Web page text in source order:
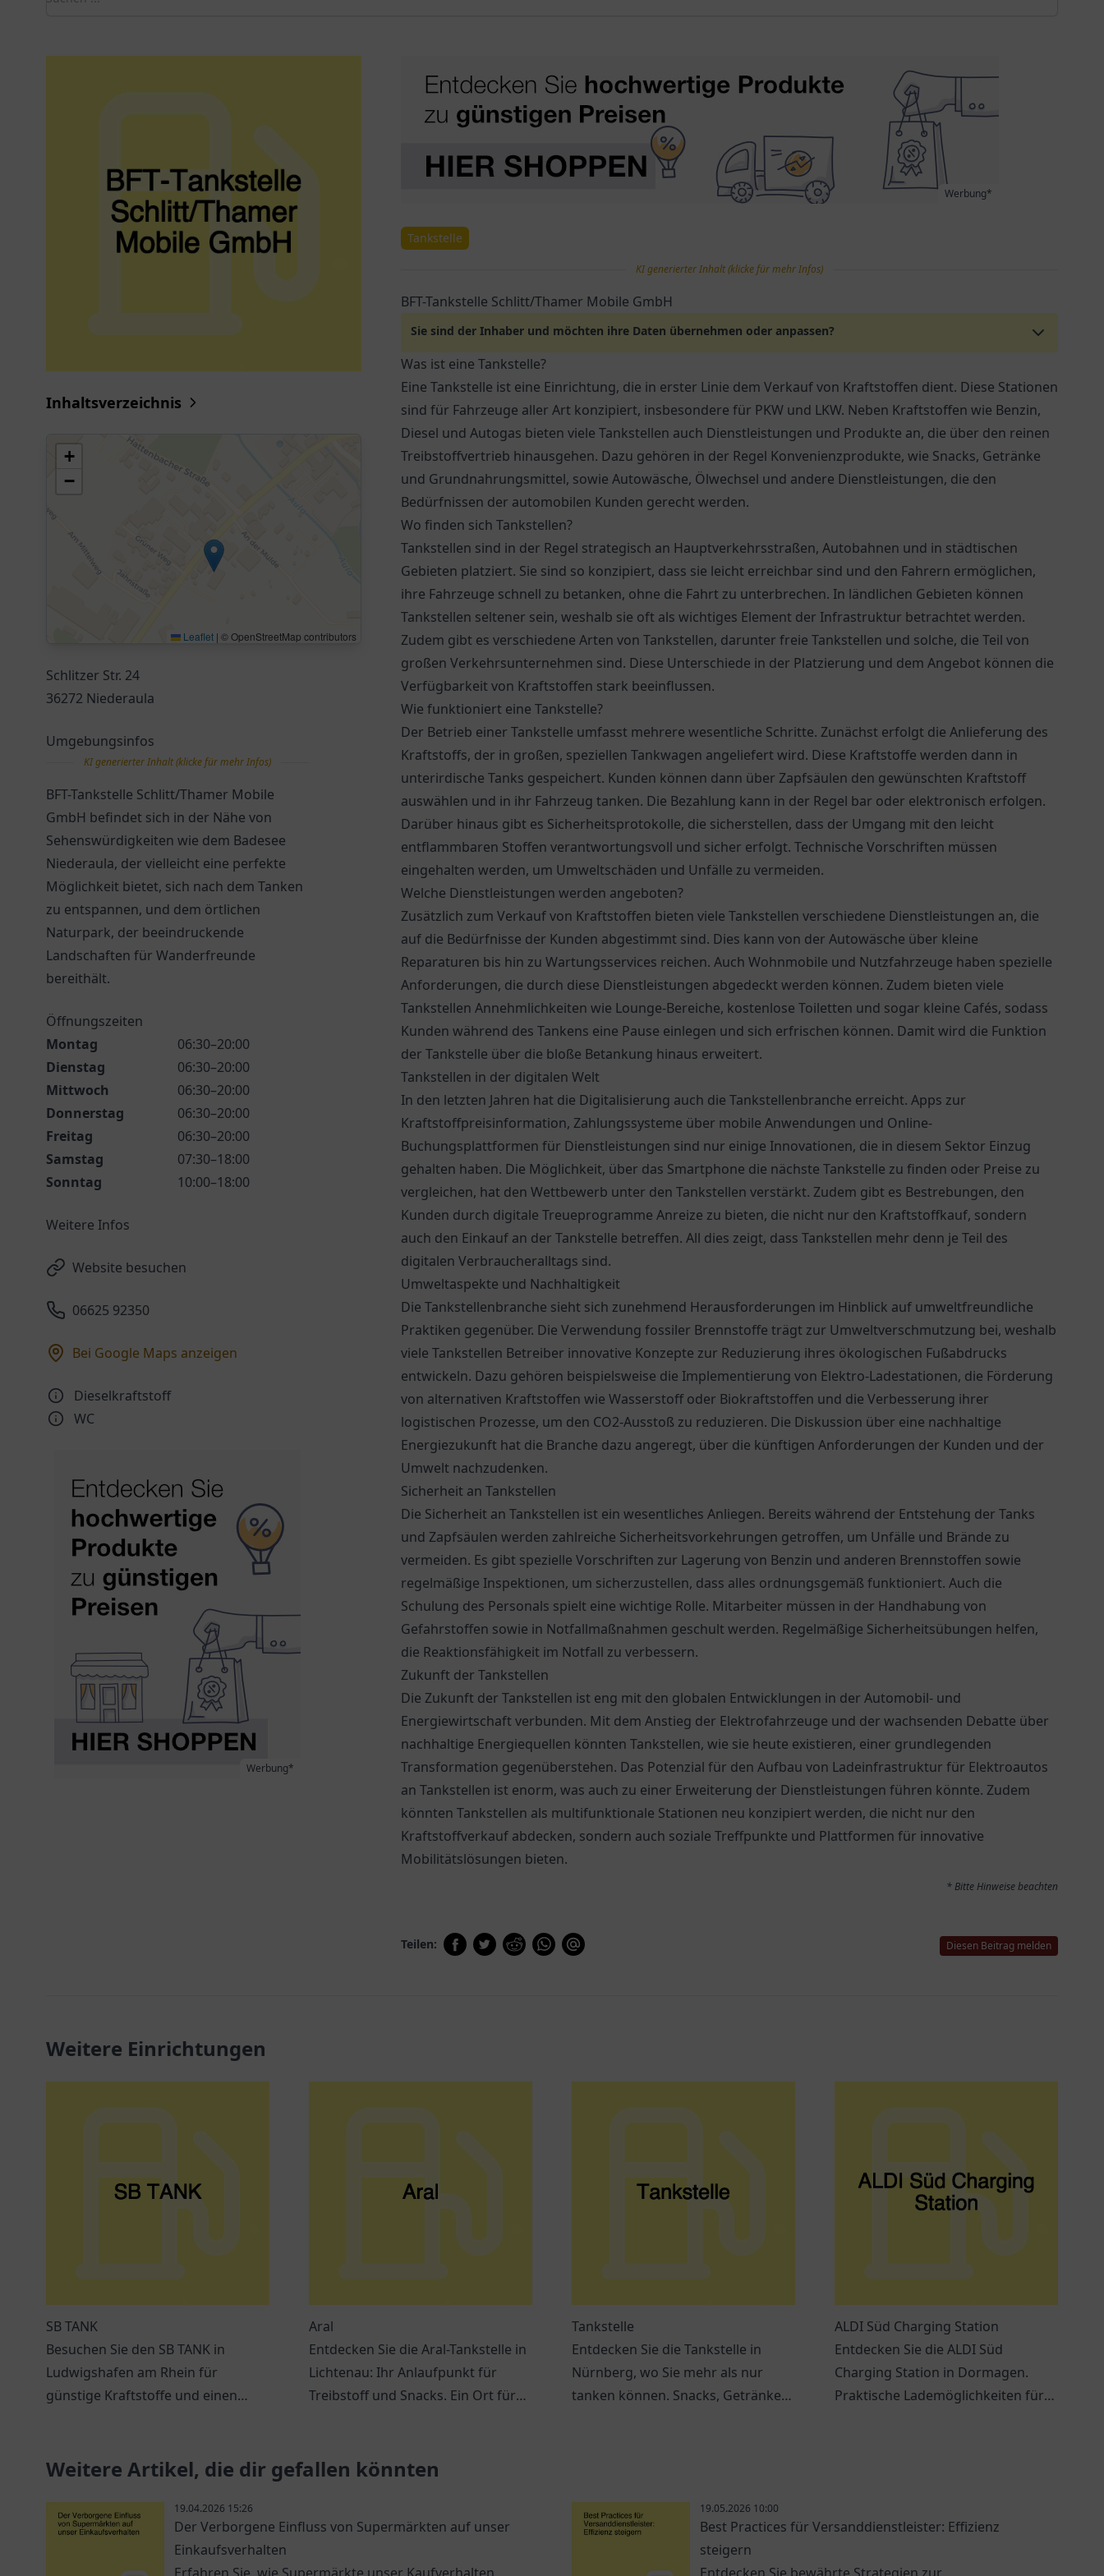
Inhaltsverzeichnis
+
−
Leaflet | © OpenStreetMap contributors
Schlitzer Str. 24
36272 Niederaula
Umgebungsinfos
KI generierter Inhalt (klicke für mehr Infos)
BFT-Tankstelle Schlitt/Thamer Mobile
GmbH befindet sich in der Nähe von
Sehenswürdigkeiten wie dem Badesee
Niederaula, der vielleicht eine perfekte
Möglichkeit bietet, sich nach dem Tanken
zu entspannen, und dem örtlichen
Naturpark, der beeindruckende
Landschaften für Wanderfreunde
bereithält.
Öffnungszeiten
Montag
06:30–20:00
Dienstag
06:30–20:00
Mittwoch
06:30–20:00
Donnerstag
06:30–20:00
Freitag
06:30–20:00
Samstag
07:30–18:00
Sonntag
10:00–18:00
Weitere Infos
Website besuchen
06625 92350
Bei Google Maps anzeigen
Dieselkraftstoff
WC
Werbung*
Werbung*
Tankstelle
KI generierter Inhalt (klicke für mehr Infos)
BFT-Tankstelle Schlitt/Thamer Mobile GmbH
Sie sind der Inhaber und möchten ihre Daten übernehmen oder anpassen?
Was ist eine Tankstelle?
Eine Tankstelle ist eine Einrichtung, die in erster Linie dem Verkauf von Kraftstoffen dient. Diese Stationen
sind für Fahrzeuge aller Art konzipiert, insbesondere für PKW und LKW. Neben Kraftstoffen wie Benzin,
Diesel und Autogas bieten viele Tankstellen auch Dienstleistungen und Produkte an, die über den reinen
Treibstoffvertrieb hinausgehen. Dazu gehören in der Regel Konvenienzprodukte, wie Snacks, Getränke
und Grundnahrungsmittel, sowie Autowäsche, Ölwechsel und andere Dienstleistungen, die den
Bedürfnissen der automobilen Kunden gerecht werden.
Wo finden sich Tankstellen?
Tankstellen sind in der Regel strategisch an Hauptverkehrsstraßen, Autobahnen und in städtischen
Gebieten platziert. Sie sind so konzipiert, dass sie leicht erreichbar sind und den Fahrern ermöglichen,
ihre Fahrzeuge schnell zu betanken, ohne die Fahrt zu unterbrechen. In ländlichen Gebieten können
Tankstellen seltener sein, weshalb sie oft als wichtiges Element der Infrastruktur betrachtet werden.
Zudem gibt es verschiedene Arten von Tankstellen, darunter freie Tankstellen und solche, die Teil von
großen Verkehrsunternehmen sind. Diese Unterschiede in der Platzierung und dem Angebot können die
Verfügbarkeit von Kraftstoffen stark beeinflussen.
Wie funktioniert eine Tankstelle?
Der Betrieb einer Tankstelle umfasst mehrere wesentliche Schritte. Zunächst erfolgt die Anlieferung des
Kraftstoffs, der in großen, speziellen Tankwagen angeliefert wird. Diese Kraftstoffe werden dann in
unterirdische Tanks gespeichert. Kunden können dann über Zapfsäulen den gewünschten Kraftstoff
auswählen und in ihr Fahrzeug tanken. Die Bezahlung kann in der Regel bar oder elektronisch erfolgen.
Darüber hinaus gibt es Sicherheitsprotokolle, die sicherstellen, dass der Umgang mit den leicht
entflammbaren Stoffen verantwortungsvoll und sicher erfolgt. Technische Vorschriften müssen
eingehalten werden, um Umweltschäden und Unfälle zu vermeiden.
Welche Dienstleistungen werden angeboten?
Zusätzlich zum Verkauf von Kraftstoffen bieten viele Tankstellen verschiedene Dienstleistungen an, die
auf die Bedürfnisse der Kunden abgestimmt sind. Dies kann von der Autowäsche über kleine
Reparaturen bis hin zu Wartungsservices reichen. Auch Wohnmobile und Nutzfahrzeuge haben spezielle
Anforderungen, die durch diese Dienstleistungen abgedeckt werden können. Zudem bieten viele
Tankstellen Annehmlichkeiten wie Lounge-Bereiche, kostenlose Toiletten und sogar kleine Cafés, sodass
Kunden während des Tankens eine Pause einlegen und sich erfrischen können. Damit wird die Funktion
der Tankstelle über die bloße Betankung hinaus erweitert.
Tankstellen in der digitalen Welt
In den letzten Jahren hat die Digitalisierung auch die Tankstellenbranche erreicht. Apps zur
Kraftstoffpreisinformation, Zahlungssysteme über mobile Anwendungen und Online-
Buchungsplattformen für Dienstleistungen sind nur einige Innovationen, die in diesem Sektor Einzug
gehalten haben. Die Möglichkeit, über das Smartphone die nächste Tankstelle zu finden oder Preise zu
vergleichen, hat den Wettbewerb unter den Tankstellen verstärkt. Zudem gibt es Bestrebungen, den
Kunden durch digitale Treueprogramme Anreize zu bieten, die nicht nur den Kraftstoffkauf, sondern
auch den Einkauf an der Tankstelle betreffen. All dies zeigt, dass Tankstellen mehr denn je Teil des
digitalen Verbraucheralltags sind.
Umweltaspekte und Nachhaltigkeit
Die Tankstellenbranche sieht sich zunehmend Herausforderungen im Hinblick auf umweltfreundliche
Praktiken gegenüber. Die Verwendung fossiler Brennstoffe trägt zur Umweltverschmutzung bei, weshalb
viele Tankstellen Betreiber innovative Konzepte zur Reduzierung ihres ökologischen Fußabdrucks
entwickeln. Dazu gehören beispielsweise die Implementierung von Elektro-Ladestationen, die Förderung
von alternativen Kraftstoffen wie Wasserstoff oder Biokraftstoffen und die Verbesserung ihrer
logistischen Prozesse, um den CO2-Ausstoß zu reduzieren. Die Diskussion über eine nachhaltige
Energiezukunft hat die Branche dazu angeregt, über die künftigen Anforderungen der Kunden und der
Umwelt nachzudenken.
Sicherheit an Tankstellen
Die Sicherheit an Tankstellen ist ein wesentliches Anliegen. Bereits während der Entstehung der Tanks
und Zapfsäulen werden zahlreiche Sicherheitsvorkehrungen getroffen, um Unfälle und Brände zu
vermeiden. Es gibt spezielle Vorschriften zur Lagerung von Benzin und anderen Brennstoffen sowie
regelmäßige Inspektionen, um sicherzustellen, dass alles ordnungsgemäß funktioniert. Auch die
Schulung des Personals spielt eine wichtige Rolle. Mitarbeiter müssen in der Handhabung von
Gefahrstoffen sowie in Notfallmaßnahmen geschult werden. Regelmäßige Sicherheitsübungen helfen,
die Reaktionsfähigkeit im Notfall zu verbessern.
Zukunft der Tankstellen
Die Zukunft der Tankstellen ist eng mit den globalen Entwicklungen in der Automobil- und
Energiewirtschaft verbunden. Mit dem Anstieg der Elektrofahrzeuge und der wachsenden Debatte über
nachhaltige Energiequellen könnten Tankstellen, wie sie heute existieren, einer grundlegenden
Transformation gegenüberstehen. Das Potenzial für den Aufbau von Ladeinfrastruktur für Elektroautos
an Tankstellen ist enorm, was auch zu einer Erweiterung der Dienstleistungen führen könnte. Zudem
könnten Tankstellen als multifunktionale Stationen neu konzipiert werden, die nicht nur den
Kraftstoffverkauf abdecken, sondern auch soziale Treffpunkte und Plattformen für innovative
Mobilitätslösungen bieten.
* Bitte Hinweise beachten
Teilen: Diesen Beitrag melden
Weitere Einrichtungen
SB TANK
Besuchen Sie den SB TANK in
Ludwigshafen am Rhein für
günstige Kraftstoffe und einen
Aral
Entdecken Sie die Aral-Tankstelle in
Lichtenau: Ihr Anlaufpunkt für
Treibstoff und Snacks. Ein Ort für
Tankstelle
Entdecken Sie die Tankstelle in
Nürnberg, wo Sie mehr als nur
tanken können. Snacks, Getränke
ALDI Süd Charging Station
Entdecken Sie die ALDI Süd
Charging Station in Dormagen.
Praktische Lademöglichkeiten für
Weitere Artikel, die dir gefallen könnten
19.04.2026 15:26
Der Verborgene Einfluss von Supermärkten auf unser
Einkaufsverhalten
19.05.2026 10:00
Best Practices für Versanddienstleister: Effizienz
steigern